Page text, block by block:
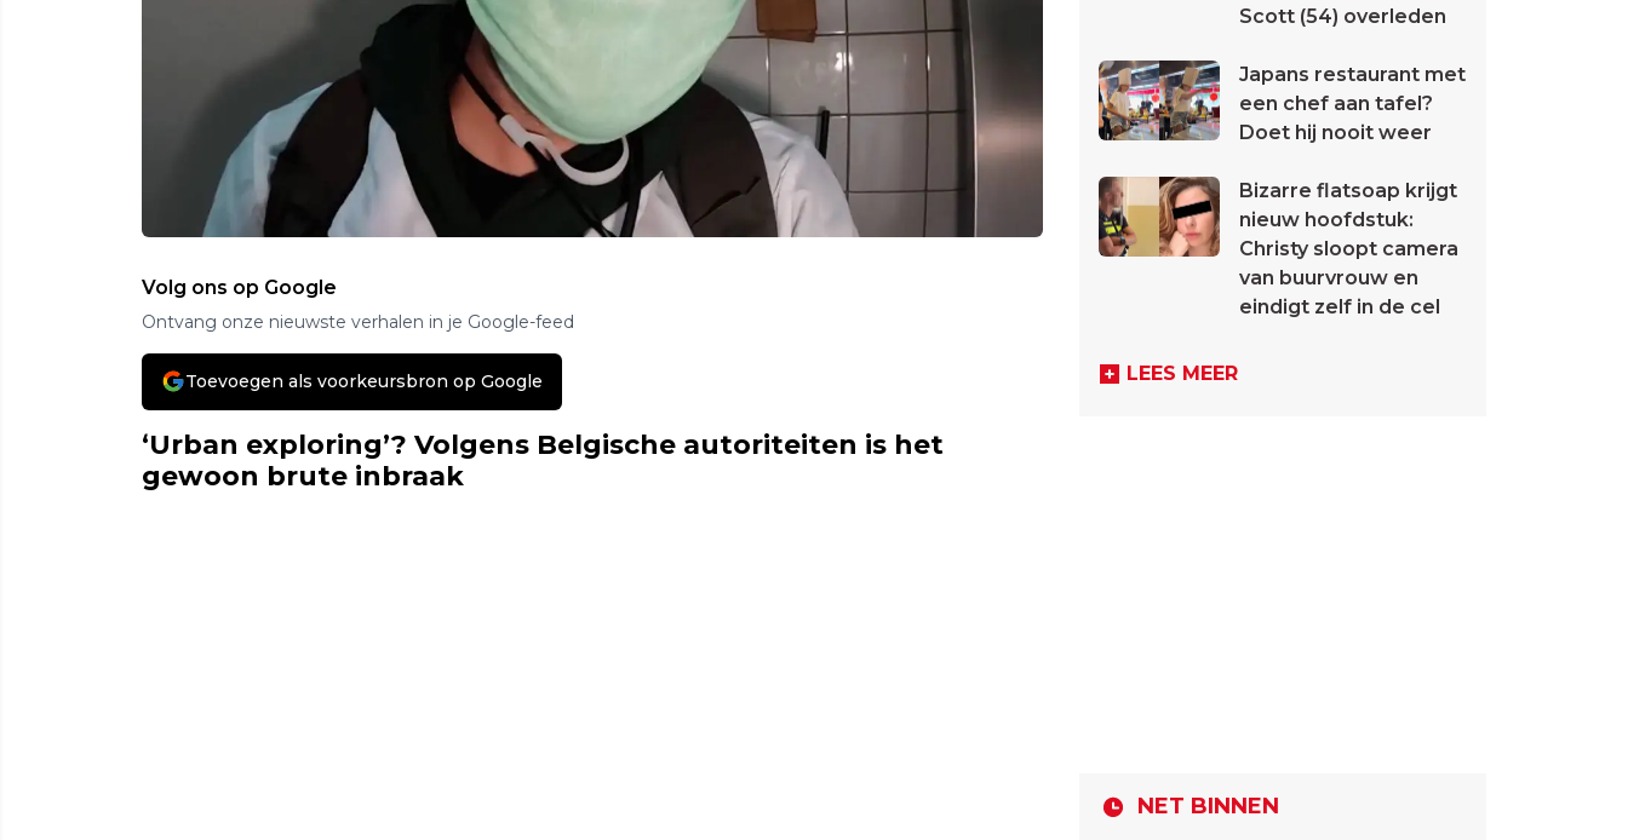
Volg ons op Google
Ontvang onze nieuwste verhalen in je Google-feed
Toevoegen als voorkeursbron op Google
‘Urban exploring’? Volgens Belgische autoriteiten is het
gewoon brute inbraak
Scott (54) overleden
Japans restaurant met
een chef aan tafel?
Doet hij nooit weer
Bizarre flatsoap krijgt
nieuw hoofdstuk:
Christy sloopt camera
van buurvrouw en
eindigt zelf in de cel
LEES MEER
NET BINNEN